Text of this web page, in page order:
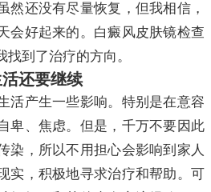
然还没有尽量恢复，但我相信，
会好起来的。白癜风皮肤镜检查
到了治疗的方向。
还要继续
活产生一些影响。特别是在意容
卑、焦虑。但是，千万不要因此
染，所以不用担心会影响到家人
实，积极地寻求治疗和帮助。可